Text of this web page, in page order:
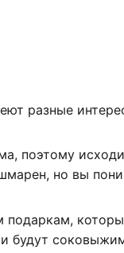
разные
поэтому
но вы
будут